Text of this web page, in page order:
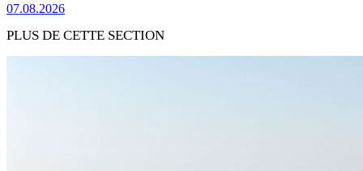
07.08.2026
PLUS DE CETTE SECTION